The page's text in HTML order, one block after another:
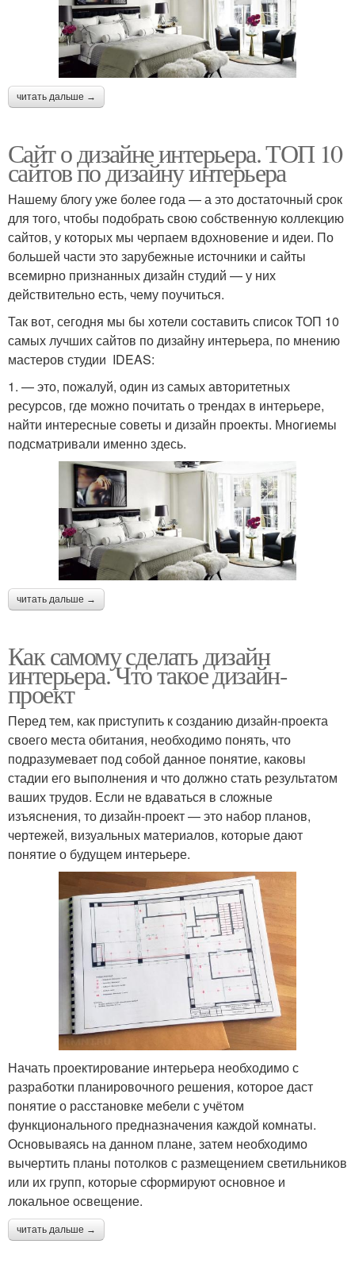
читать дальше →
Сайт о дизайне интерьера. ТОП 10
сайтов по дизайну интерьера
Нашему блогу уже более года — а это достаточный срок
для того, чтобы подобрать свою собственную коллекцию
сайтов, у которых мы черпаем вдохновение и идеи. По
большей части это зарубежные источники и сайты
всемирно признанных дизайн студий — у них
действительно есть, чему поучиться.
Так вот, сегодня мы бы хотели составить список ТОП 10
самых лучших сайтов по дизайну интерьера, по мнению
мастеров студии IDEAS:
1. — это, пожалуй, один из самых авторитетных
ресурсов, где можно почитать о трендах в интерьере,
найти интересные советы и дизайн проекты. Многиемы
подсматривали именно здесь.
читать дальше →
Как самому сделать дизайн
интерьера. Что такое дизайн-
проект
Перед тем, как приступить к созданию дизайн-проекта
своего места обитания, необходимо понять, что
подразумевает под собой данное понятие, каковы
стадии его выполнения и что должно стать результатом
ваших трудов. Если не вдаваться в сложные
изъяснения, то дизайн-проект — это набор планов,
чертежей, визуальных материалов, которые дают
понятие о будущем интерьере.
Начать проектирование интерьера необходимо с
разработки планировочного решения, которое даст
понятие о расстановке мебели с учётом
функционального предназначения каждой комнаты.
Основываясь на данном плане, затем необходимо
вычертить планы потолков с размещением светильников
или их групп, которые сформируют основное и
локальное освещение.
читать дальше →